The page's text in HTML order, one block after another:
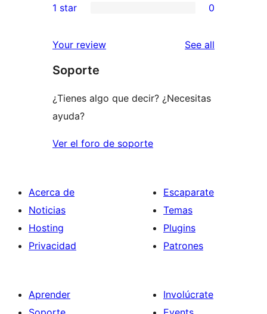
reviews
star
2-
reviews
star
reviews
1 star 0
Your review See all
Soporte
¿Tienes algo que decir? ¿Necesitas
ayuda?
Ver el foro de soporte
Acerca de
Noticias
Hosting
Privacidad
Escaparate
Temas
Plugins
Patrones
Aprender
Involúcrate